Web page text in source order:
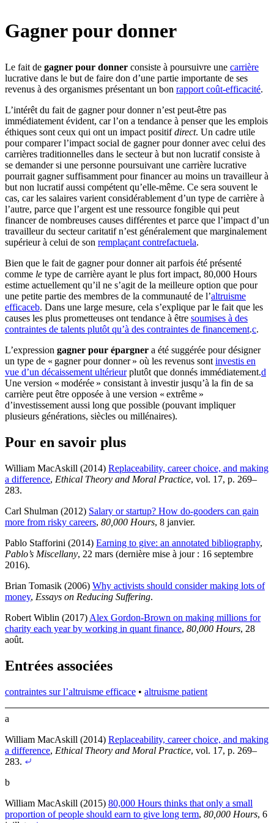
Gagner pour donner
Le fait de gagner pour donner consiste à poursuivre une carrière
lucrative dans le but de faire don d’une partie importante de ses
revenus à des organismes présentant un bon rapport coût-efficacité.
L’intérêt du fait de gagner pour donner n’est peut-être pas
immédiatement évident, car l’on a tendance à penser que les emplois
éthiques sont ceux qui ont un impact positifdirect. Un cadre utile
pour comparer l’impact social de gagner pour donner avec celui des
carrières traditionnelles dans le secteur à but non lucratif consiste à
se demander si une personne poursuivant une carrière lucrative
pourrait gagner suffisamment pour financer au moins un travailleur à
but non lucratif aussi compétent qu’elle-même. Ce sera souvent le
cas, car les salaires varient considérablement d’un type de carrière à
l’autre, parce que l’argent est une ressource fongible qui peut
financer de nombreuses causes différentes et parce que l’impact d’un
travailleur du secteur caritatif n’est généralement que marginalement
supérieur à celui de son remplaçant contrefactuela.
Bien que le fait de gagner pour donner ait parfois été présenté
comme le type de carrière ayant le plus fort impact, 80,000 Hours
estime actuellement qu’il ne s’agit de la meilleure option que pour
une petite partie des membres de la communauté de l’altruisme
efficaceb. Dans une large mesure, cela s’explique par le fait que les
causes les plus prometteuses ont tendance à être soumises à des
contraintes de talents plutôt qu’à des contraintes de financement.⁠c.
L’expression gagner pour épargner a été suggérée pour désigner
un type de « gagner pour donner » où les revenus sont investis en
vue d’un décaissement ultérieurplutôt que donnés immédiatement.⁠d
Une version « modérée » consistant à investir jusqu’à la fin de sa
carrière peut être opposée à une version « extrême »
d’investissement aussi long que possible (pouvant impliquer
plusieurs générations, siècles ou millénaires).
Pour en savoir plus
William MacAskill (2014) Replaceability, career choice, and making
a difference, Ethical Theory and Moral Practice, vol. 17, p. 269–
283.
Carl Shulman (2012) Salary or startup? How do-gooders can gain
more from risky careers, 80,000 Hours, 8 janvier.
Pablo Stafforini (2014) Earning to give: an annotated bibliography,
Pablo’s Miscellany, 22 mars (dernière mise à jour : 16 septembre
2016).
Brian Tomasik (2006) Why activists should consider making lots of
money, Essays on Reducing Suffering.
Robert Wiblin (2017) Alex Gordon-Brown on making millions for
charity each year by working in quant finance, 80,000 Hours, 28
août.
Entrées associées
contraintes sur l’altruisme efficace • altruisme patient
a
William MacAskill (2014) Replaceability, career choice, and making
a difference, Ethical Theory and Moral Practice, vol. 17, p. 269–
283.
b
William MacAskill (2015) 80,000 Hours thinks that only a small
proportion of people should earn to give long term, 80,000 Hours, 6